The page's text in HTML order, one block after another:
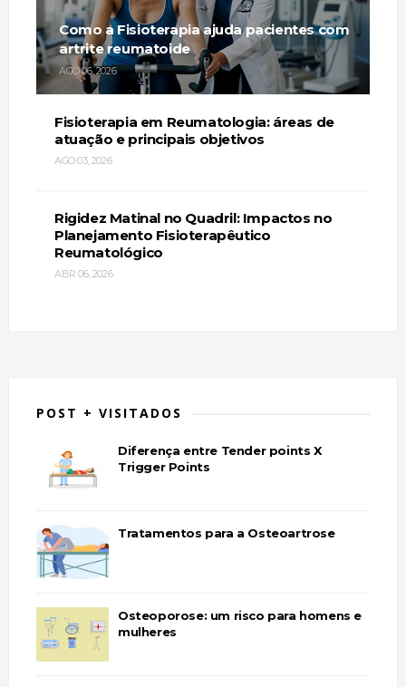
Como a Fisioterapia ajuda pacientes com
artrite reumatoide
AGO 06, 2026
Fisioterapia em Reumatologia: áreas de
atuação e principais objetivos
AGO 03, 2026
Rigidez Matinal no Quadril: Impactos no
Planejamento Fisioterapêutico
Reumatológico
ABR 06, 2026
POST + VISITADOS
Diferença entre Tender points X
Trigger Points
Tratamentos para a Osteoartrose
Osteoporose: um risco para homens e
mulheres